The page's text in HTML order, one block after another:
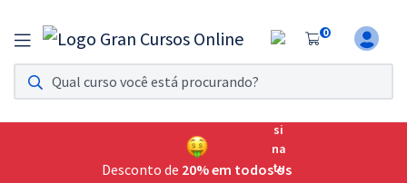
0
Assinatura Ilimitada 11
Acesso a todos os cursos. Teste grátis por 7 dias!
Assinatura OAB Até Passar
Acesso ilimitado a toda preparação para o Exame da
Desconto de 20% em todos os